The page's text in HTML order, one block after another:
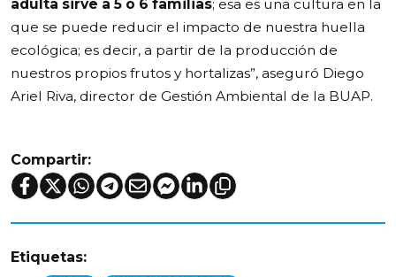
adulta sirve a 5 o 6 familias; esa es una cultura en la
que se puede reducir el impacto de nuestra huella
ecológica; es decir, a partir de la producción de
nuestros propios frutos y hortalizas”, aseguró Diego
Ariel Riva, director de Gestión Ambiental de la BUAP.
Compartir:
Etiquetas: